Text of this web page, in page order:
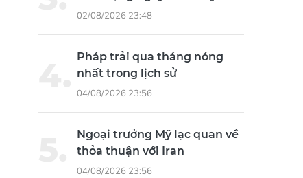
02/08/2026 23:48
Pháp trải qua tháng nóng
nhất trong lịch sử
04/08/2026 23:56
Ngoại trưởng Mỹ lạc quan về
thỏa thuận với Iran
04/08/2026 23:56